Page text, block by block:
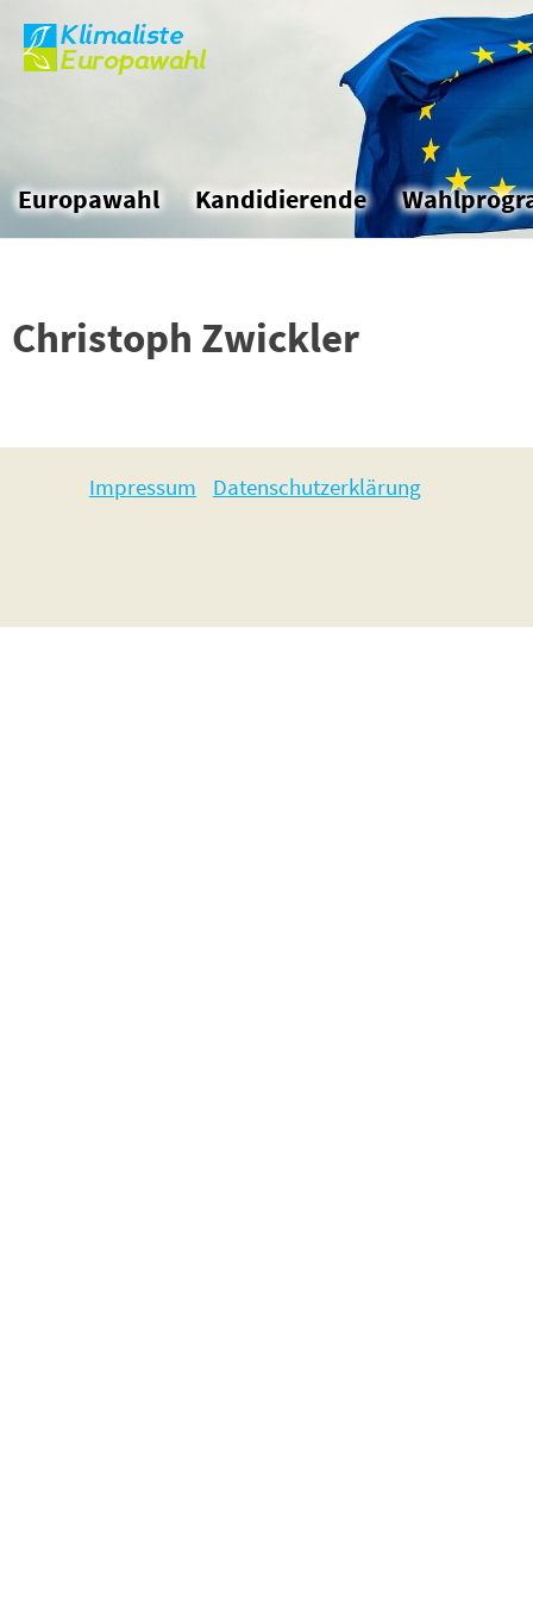
Skip
Klimaliste
Europawahl
Europawahl Kandidierende
Christoph Zwickler
Impressum Datenschutzerklärung